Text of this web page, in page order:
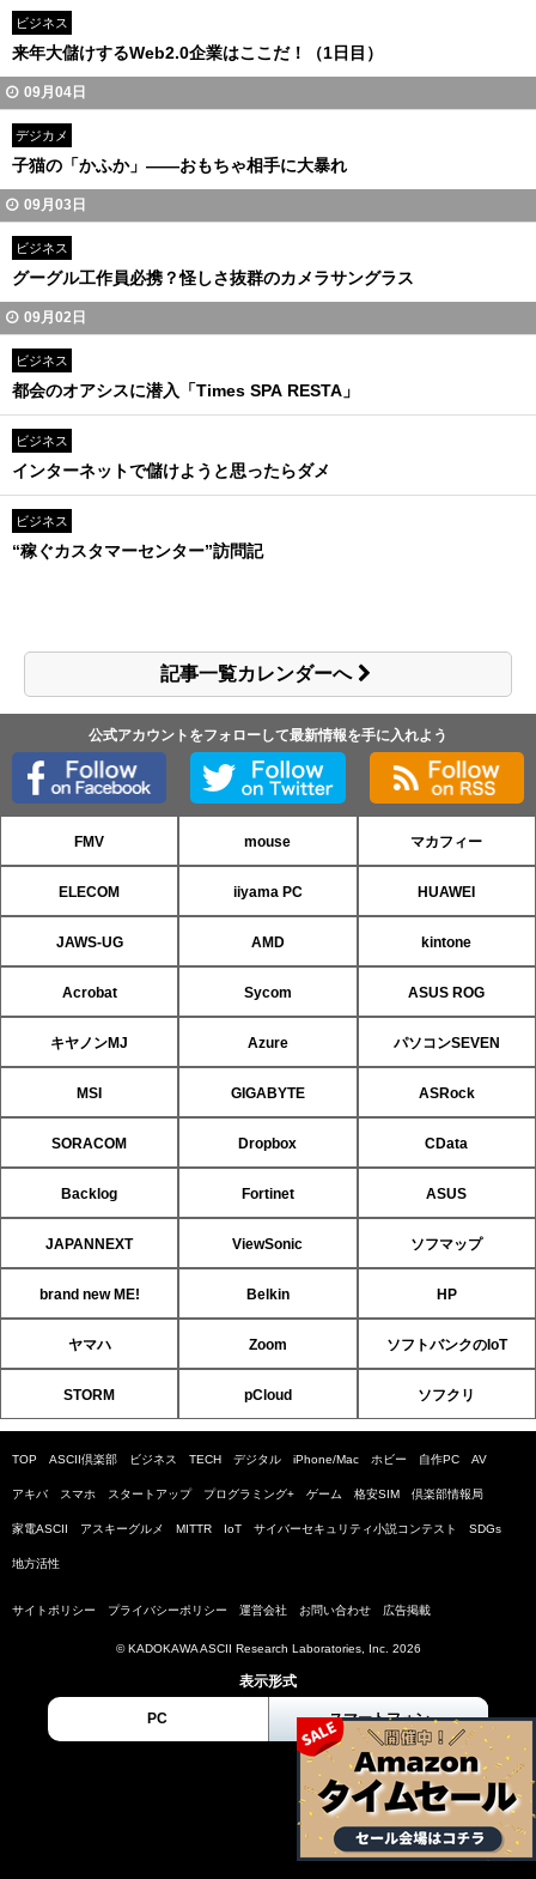
ビジネス
来年大儲けするWeb2.0企業はここだ！（1日目）
09月04日
デジカメ
子猫の「かふか」――おもちゃ相手に大暴れ
09月03日
ビジネス
グーグル工作員必携？怪しさ抜群のカメラサングラス
09月02日
ビジネス
都会のオアシスに潜入「Times SPA RESTA」
ビジネス
インターネットで儲けようと思ったらダメ
ビジネス
“稼ぐカスタマーセンター”訪問記
記事一覧カレンダーへ
公式アカウントをフォローして最新情報を手に入れよう
FMV mouse マカフィー
ELECOM iiyama PC HUAWEI
JAWS-UG AMD kintone
Acrobat Sycom ASUS ROG
キヤノンMJ Azure パソコンSEVEN
MSI GIGABYTE ASRock
SORACOM Dropbox CData
Backlog Fortinet ASUS
JAPANNEXT ViewSonic ソフマップ
brand new ME! Belkin HP
ヤマハ Zoom ソフトバンクのIoT
STORM pCloud ソフクリ
TOP ASCII倶楽部 ビジネス TECH デジタル iPhone/Mac ホビー 自作PC AV
アキバ スマホ スタートアップ プログラミング+ ゲーム 格安SIM 倶楽部情報局
家電ASCII アスキーグルメ MITTR IoT サイバーセキュリティ小説コンテスト SDGs
地方活性
サイトポリシー プライバシーポリシー 運営会社 お問い合わせ 広告掲載
© KADOKAWA ASCII Research Laboratories, Inc. 2026
表示形式
PC スマートフォン